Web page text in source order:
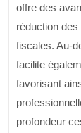
offre des
réduction
fiscales. Au-
facilite
favorisant
profondeur